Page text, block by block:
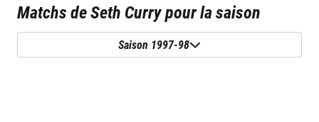
Matchs deSeth Currypour la saison
Saison 1997-98